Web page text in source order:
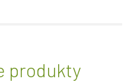
produkty